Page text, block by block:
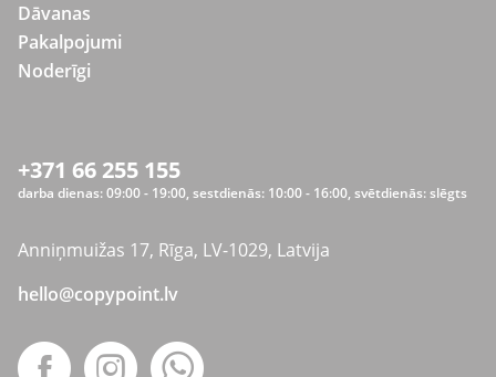
Dāvanas
Pakalpojumi
Noderīgi
+371 66 255 155
darba dienas: 09:00 - 19:00, sestdienās: 10:00 - 16:00, svētdienās: slēgts
Anniņmuižas 17, Rīga, LV-1029, Latvija
hello@copypoint.lv